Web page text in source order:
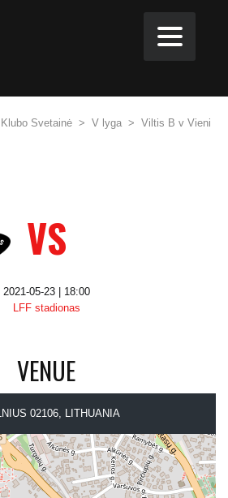
Svetainė > V lyga > Viltis B v Vieni
VS
2021-05-23 | 18:00
LFF stadionas
VENUE
02106, LITHUANIA